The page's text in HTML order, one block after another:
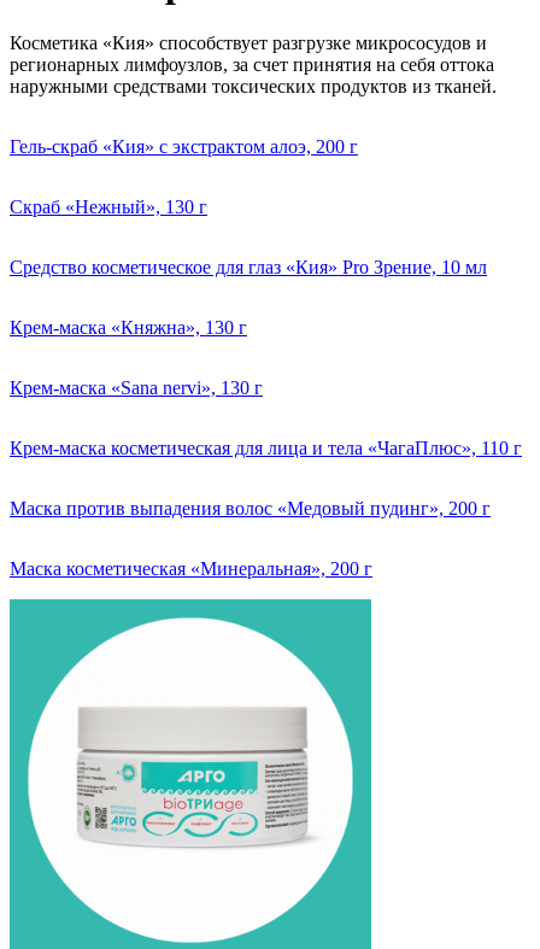
Косметика «Кия» способствует разгрузке микрососудов и
регионарных лимфоузлов, за счет принятия на себя оттока
наружными средствами токсических продуктов из тканей.
Гель-скраб «Кия» с экстрактом алоэ, 200 г
Скраб «Нежный», 130 г
Средство косметическое для глаз «Кия» Pro Зрение, 10 мл
Крем-маска «Княжна», 130 г
Крем-маска «Sana nervi», 130 г
Крем-маска косметическая для лица и тела «ЧагаПлюс», 110 г
Маска против выпадения волос «Медовый пудинг», 200 г
Маска косметическая «Минеральная», 200 г